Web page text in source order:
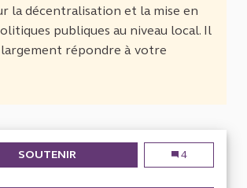
la décentralisation et la mise en
publiques au niveau local. Il
répondre à votre
SOUTENIRL'ORGANISATION 4